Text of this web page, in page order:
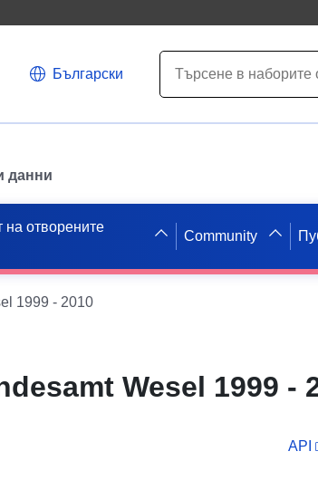
Български
данни
на отворените
Community
1999 - 2010
Wesel 1999 -
API